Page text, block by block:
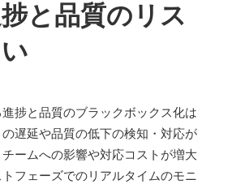
と品質のリス
捗と品質のブラックボックス化は
遅延や品質の低下の検知・対応が
ームへの影響や対応コストが増大
フェーズでのリアルタイムのモニ